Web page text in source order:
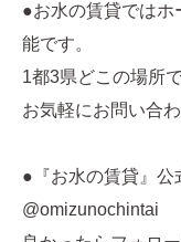
●お水の賃貸ではホ
能です。
1都3県どこの場所
お気軽にお問い合わ
●『お水の賃貸』公
@omizunochintai